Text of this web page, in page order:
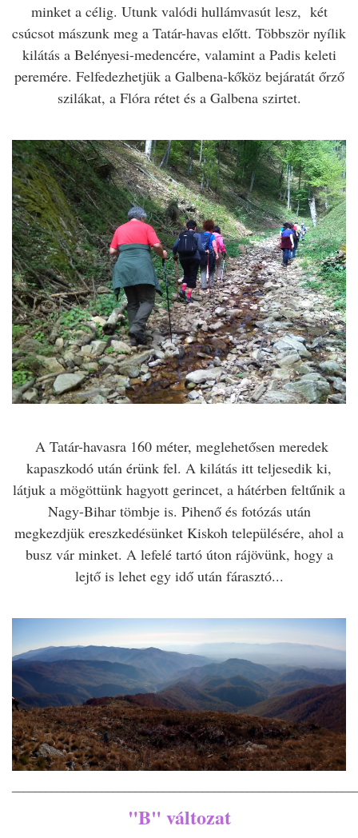
minket a célig. Utunk valódi hullámvasút lesz, két
csúcsot mászunk meg a Tatár-havas előtt. Többször nyílik
kilátás a Belényesi-medencére, valamint a Padis keleti
peremére. Felfedezhetjük a Galbena-kőköz bejáratát őrző
szilákat, a Flóra rétet és a Galbena szirtet.
A Tatár-havasra 160 méter, meglehetősen meredek
kapaszkodó után érünk fel. A kilátás itt teljesedik ki,
látjuk a mögöttünk hagyott gerincet, a hátérben feltűnik a
Nagy-Bihar tömbje is. Pihenő és fotózás után
megkezdjük ereszkedésünket Kiskoh településére, ahol a
busz vár minket. A lefelé tartó úton rájövünk, hogy a
lejtő is lehet egy idő után fárasztó...
"B" változat